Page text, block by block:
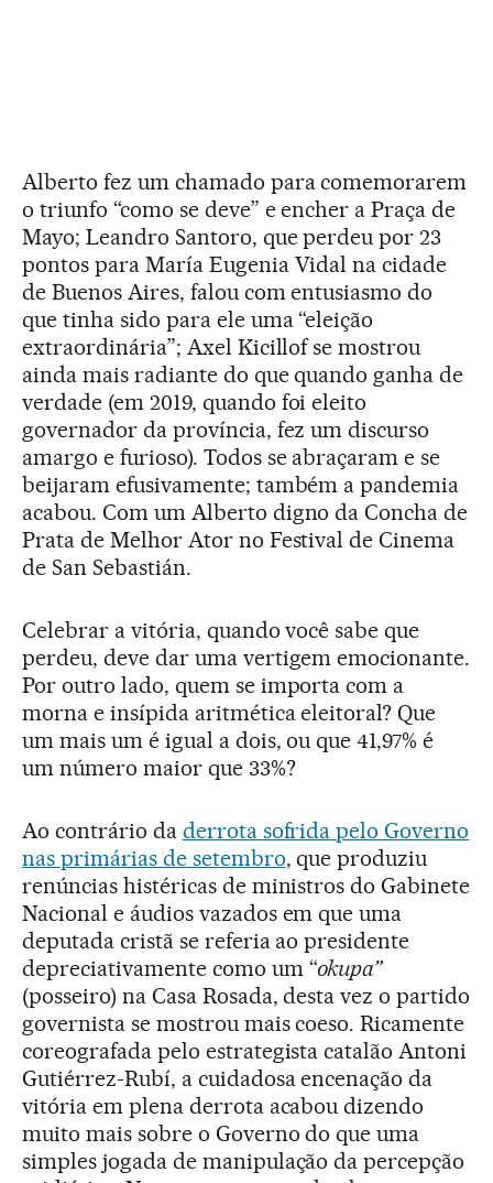
Alberto fez um chamado para comemorarem
o triunfo “como se deve” e encher a Praça de
Mayo; Leandro Santoro, que perdeu por 23
pontos para María Eugenia Vidal na cidade
de Buenos Aires, falou com entusiasmo do
que tinha sido para ele uma “eleição
extraordinária”; Axel Kicillof se mostrou
ainda mais radiante do que quando ganha de
verdade (em 2019, quando foi eleito
governador da província, fez um discurso
amargo e furioso). Todos se abraçaram e se
beijaram efusivamente; também a pandemia
acabou. Com um Alberto digno da Concha de
Prata de Melhor Ator no Festival de Cinema
de San Sebastián.
Celebrar a vitória, quando você sabe que
perdeu, deve dar uma vertigem emocionante.
Por outro lado, quem se importa com a
morna e insípida aritmética eleitoral? Que
um mais um é igual a dois, ou que 41,97% é
um número maior que 33%?
Ao contrário da derrota sofrida pelo Governo
nas primárias de setembro, que produziu
renúncias histéricas de ministros do Gabinete
Nacional e áudios vazados em que uma
deputada cristã se referia ao presidente
depreciativamente como um “okupa”
(posseiro) na Casa Rosada, desta vez o partido
governista se mostrou mais coeso. Ricamente
coreografada pelo estrategista catalão Antoni
Gutiérrez-Rubí, a cuidadosa encenação da
vitória em plena derrota acabou dizendo
muito mais sobre o Governo do que uma
simples jogada de manipulação da percepção